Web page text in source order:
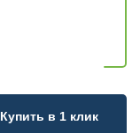
Купить в 1 клик